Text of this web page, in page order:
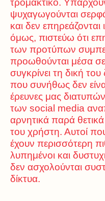
τρομακτικό.
ψυχαγωγούνται
και δεν επηρεάζονται
όμως, πιστεύω ότι
των προτύπων
προωθούνται μέσα
συγκρίνει τη δική
που συνήθως δεν
έρευνες μας
των social media
αρνητικά παρά
του χρήστη. Αυτοί
έχουν περισσότερη
λυπημένοι και
δεν ασχολούνται
δίκτυα.